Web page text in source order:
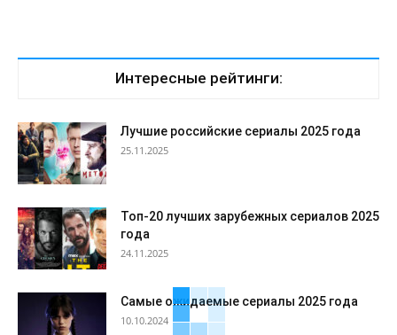
Интересные рейтинги:
Лучшие российские сериалы 2025 года
25.11.2025
Топ-20 лучших зарубежных сериалов 2025
года
24.11.2025
Самые ожидаемые сериалы 2025 года
10.10.2024